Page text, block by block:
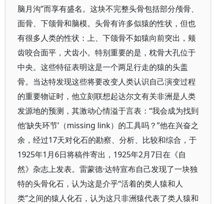
脑月沟”而享有盛名。这块不完整头骨包括部分颅骨、
面骨、下颌骨和脑模。头骨有许多似猿的性状，但也
有很多人类的性状：上、下颌骨不如猿向前突出，颊
齿咬合面平，犬齿小。特别重要的是，枕骨大孔位于
中央。这些特征表明这是一个两足行走的猿的头盖
骨。当达特发现这些将要改变人类认识自己演变过程
的重要物证时，他立刻联想起达尔文有关非洲是人类
发源地的预测，其激动心情溢于言表：“我会成为找到
他‘缺失环节’（missing link）的工具吗？”他在兴奋之
余，经过17天对化石的勘察、分析、比较和综合，于
1925年1月6日将稿件寄出，1925年2月7日在《自
然》杂志上发表。雷蒙德·达特宣布自己发现了一块独
特的头骨化石，认为这是介乎“活着的类人猿和人
类”之间的猿人化石，认为这只非洲猿代表了类人猿和